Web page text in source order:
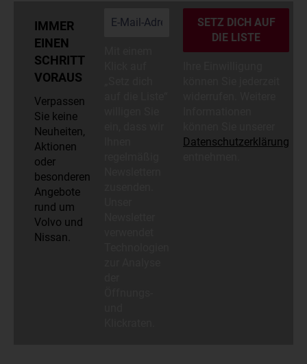
IMMER
EINEN
SCHRITT
VORAUS
Verpassen
Sie keine
Neuheiten,
Aktionen
oder
besonderen
Angebote
rund um
Volvo und
Nissan.
Datenschutzerklärung